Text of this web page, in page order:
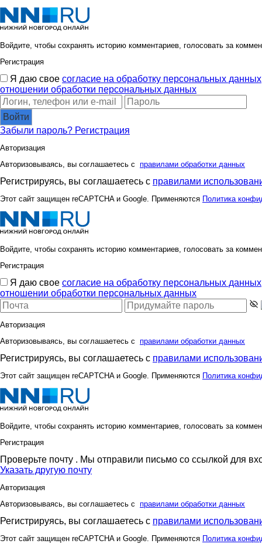
Войдите, чтобы сохранять историю комментариев, голосовать за
Регистрация
Я даю свое согласие на обработку персональных данных
отношении обработки персональных данных
Войти
Забыли пароль? Регистрация
Авторизация
Авторизовываясь, вы соглашаетесь с правилами обработки данных
Регистрируясь, вы соглашаетесь с правилами
Этот сайт защищен reCAPTCHA и Google. Применяются Политика
Войдите, чтобы сохранять историю комментариев, голосовать за
Регистрация
Я даю свое согласие на обработку персональных данных
отношении обработки персональных данных
Авторизация
Авторизовываясь, вы соглашаетесь с правилами обработки данных
Регистрируясь, вы соглашаетесь с правилами
Этот сайт защищен reCAPTCHA и Google. Применяются Политика
Войдите, чтобы сохранять историю комментариев, голосовать за
Регистрация
Проверьте почту . Мы отправили письмо со ссылкой для
Указать другую почту
Авторизация
Авторизовываясь, вы соглашаетесь с правилами обработки данных
Регистрируясь, вы соглашаетесь с правилами
Этот сайт защищен reCAPTCHA и Google. Применяются Политика